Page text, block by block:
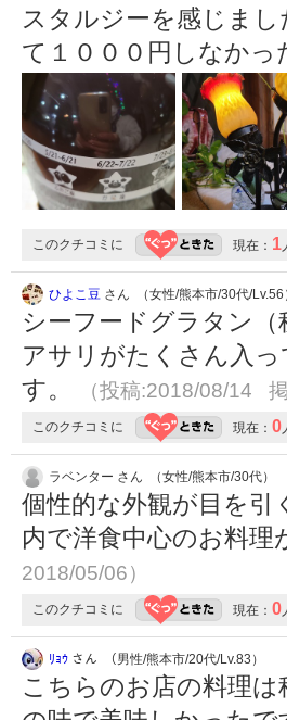
スタルジーを感じま
て１０００円しなかっ
このクチコミに 現在： 1
ひよこ豆 さん （女性/熊本市/30代/Lv.56
シーフードグラタン
アサリがたくさん入
す。
（投稿:2018/08/14
このクチコミに 現在： 0
ラベンター さん （女性/熊本市/30代）
個性的な外観が目を引
内で洋食中心のお料
2018/05/06）
このクチコミに 現在： 0
ﾘｮｳ さん （男性/熊本市/20代/Lv.83）
こちらのお店の料理